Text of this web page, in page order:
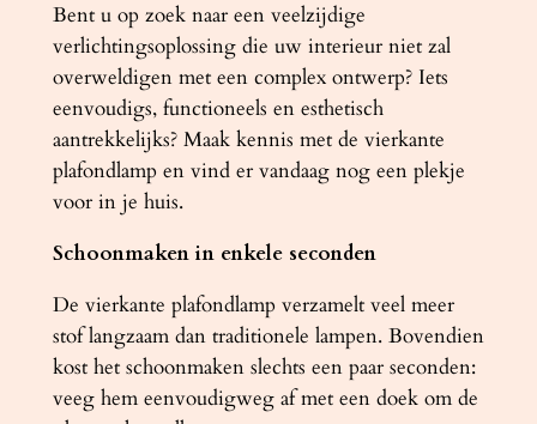
R
U
S
3
5
w
i
a
a
n
t
a
Bent u op zoek naar een veelzijdige
verlichtingsoplossing die uw interieur niet zal
overweldigen met een complex ontwerp? Iets
eenvoudigs, functioneels en esthetisch
aantrekkelijks? Maak kennis met de vierkante
plafondlamp en vind er vandaag nog een plekje
voor in je huis.
Schoonmaken in enkele seconden
De vierkante plafondlamp verzamelt veel meer
stof langzaam dan traditionele lampen. Bovendien
kost het schoonmaken slechts een paar seconden:
veeg hem eenvoudigweg af met een doek om de